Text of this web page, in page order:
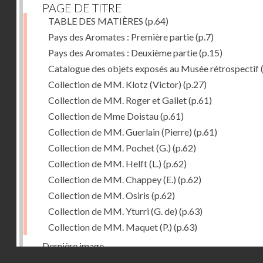
PAGE DE TITRE
TABLE DES MATIÈRES (p.64)
Pays des Aromates : Première partie(p.7)
Pays des Aromates : Deuxième partie(p.15)
Catalogue des objets exposés au Musée rétrospectif
Collection de MM. Klotz (Victor) (p.27)
Collection de MM. Roger et Gallet(p.61)
Collection de Mme Doistau(p.61)
Collection de MM. Guerlain (Pierre) (p.61)
Collection de MM. Pochet (G.) (p.62)
Collection de MM. Helft (L.) (p.62)
Collection de MM. Chappey (E.) (p.62)
Collection de MM. Osiris (p.62)
Collection de MM. Yturri (G. de) (p.63)
Collection de MM. Maquet (P.) (p.63)
Dernière image